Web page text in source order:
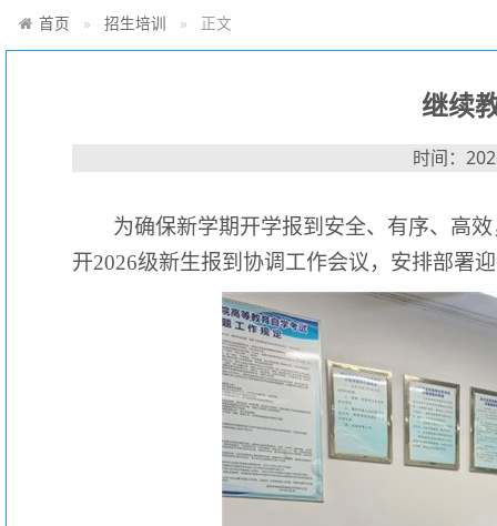
首页 招生培训 正文
继续
时间：
为确保新学期开学报到安全、有序、高
开2026级新生报到协调工作会议，安排部署